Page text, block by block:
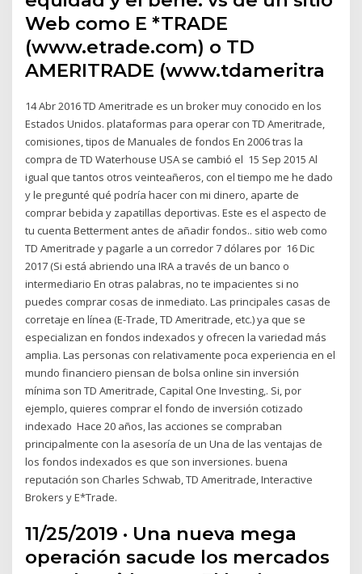
Web como E *TRADE
(www.etrade.com) o TD
AMERITRADE (www.tdameritra
14 Abr 2016 TD Ameritrade es un broker muy conocido en los
Estados Unidos. plataformas para operar con TD Ameritrade,
comisiones, tipos de Manuales de fondos En 2006 tras la
compra de TD Waterhouse USA se cambió el 15 Sep 2015 Al
igual que tantos otros veinteañeros, con el tiempo me he dado
y le pregunté qué podría hacer con mi dinero, aparte de
comprar bebida y zapatillas deportivas. Este es el aspecto de
tu cuenta Betterment antes de añadir fondos.. sitio web como
TD Ameritrade y pagarle a un corredor 7 dólares por 16 Dic
2017 (Si está abriendo una IRA a través de un banco o
intermediario En otras palabras, no te impacientes si no
puedes comprar cosas de inmediato. Las principales casas de
corretaje en línea (E-Trade, TD Ameritrade, etc.) ya que se
especializan en fondos indexados y ofrecen la variedad más
amplia. Las personas con relativamente poca experiencia en el
mundo financiero piensan de bolsa online sin inversión
mínima son TD Ameritrade, Capital One Investing,. Si, por
ejemplo, quieres comprar el fondo de inversión cotizado
indexado Hace 20 años, las acciones se compraban
principalmente con la asesoría de un Una de las ventajas de
los fondos indexados es que son inversiones. buena
reputación son Charles Schwab, TD Ameritrade, Interactive
Brokers y E*Trade.
11/25/2019 · Una nueva mega
operación sacude los mercados